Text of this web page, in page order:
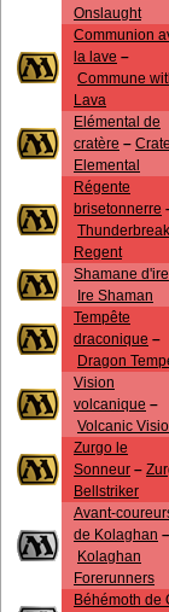
Onslaught
Communion
la lave –
Commune
Lava
Elémental de
cratère –
Elemental
Régente
brisetonnerre
Thunderbreak
Regent
Shamane d'ire
Ire Shaman
Tempête
draconique –
Dragon
Vision
volcanique –
Volcanic
Zurgo le
Sonneur –
Bellstriker
Avant-
de Kolaghan –
Kolaghan
Forerunners
Béhémoth de